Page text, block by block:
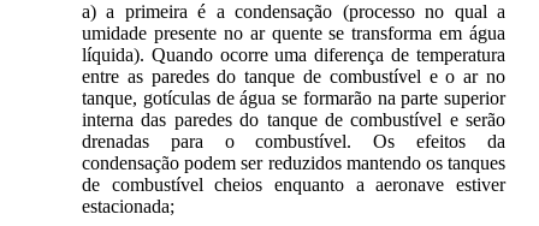
a) a primeira é a condensação (processo no qual a
umidade presente no ar quente se transforma em água
líquida). Quando ocorre uma diferença de temperatura
entre as paredes do tanque de combustível e o ar no
tanque, gotículas de água se formarão na parte superior
interna das paredes do tanque de combustível e serão
drenadas para o combustível. Os efeitos da
condensação podem ser reduzidos mantendo os tanques
de combustível cheios enquanto a aeronave estiver
estacionada;